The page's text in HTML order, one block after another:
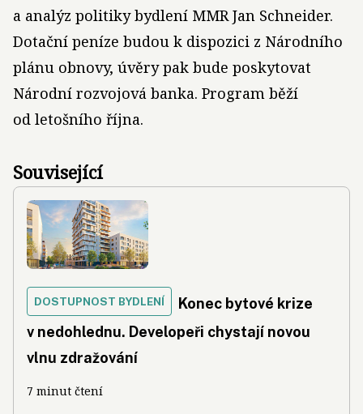
a analýz politiky bydlení MMR Jan Schneider.
Dotační peníze budou k dispozici z Národního
plánu obnovy, úvěry pak bude poskytovat
Národní rozvojová banka. Program běží
od letošního října.
Související
DOSTUPNOST BYDLENÍ
Konec bytové krize
v nedohlednu. Developeři chystají novou
vlnu zdražování
7 minut čtení